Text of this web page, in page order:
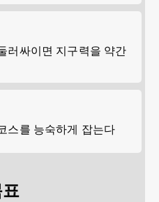
러싸이면 지구력을 약간
스를 능숙하게 잡는다